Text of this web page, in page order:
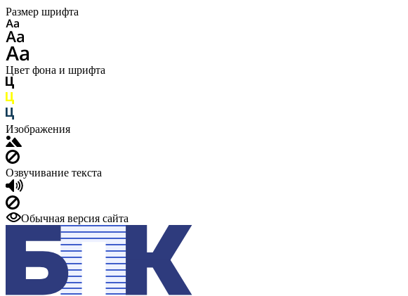
Размер шрифта
Цвет фона и шрифта
Изображения
Озвучивание текста
Обычная версия сайта